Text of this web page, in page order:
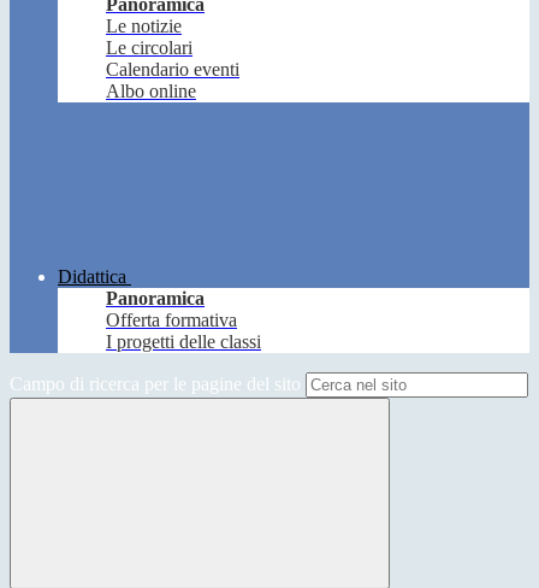
Panoramica
Le notizie
Le circolari
Calendario eventi
Albo online
Didattica
Panoramica
Offerta formativa
I progetti delle classi
Campo di ricerca per le pagine del sito